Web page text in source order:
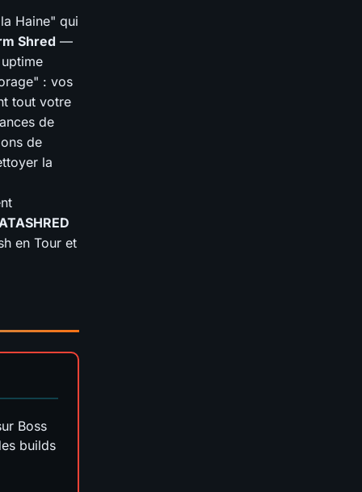
Haine" qui
Shred —
: vos
tout votre
de
de
la
en Tour et
Boss
builds